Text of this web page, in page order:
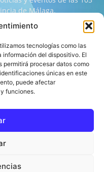
tecnologías como las
del dispositivo. El
permitirá procesar datos como
únicas en este
puede afectar
funciones.
de Málaga.
Legal